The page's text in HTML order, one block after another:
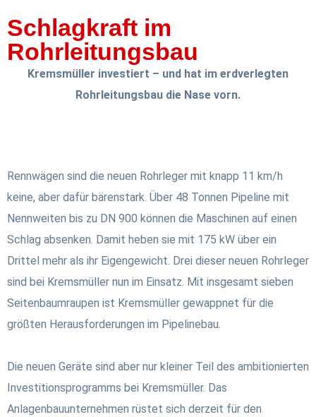
Schlagkraft im
Rohrleitungsbau
Kremsmüller investiert – und hat im erdverlegten
Rohrleitungsbau die Nase vorn.
Rennwägen sind die neuen Rohrleger mit knapp 11 km/h
keine, aber dafür bärenstark. Über 48 Tonnen Pipeline mit
Nennweiten bis zu DN 900 können die Maschinen auf einen
Schlag absenken. Damit heben sie mit 175 kW über ein
Drittel mehr als ihr Eigengewicht. Drei dieser neuen Rohrleger
sind bei Kremsmüller nun im Einsatz. Mit insgesamt sieben
Seitenbaumraupen ist Kremsmüller gewappnet für die
größten Herausforderungen im Pipelinebau.
Die neuen Geräte sind aber nur kleiner Teil des ambitionierten
Investitionsprogramms bei Kremsmüller. Das
Anlagenbauunternehmen rüstet sich derzeit für den